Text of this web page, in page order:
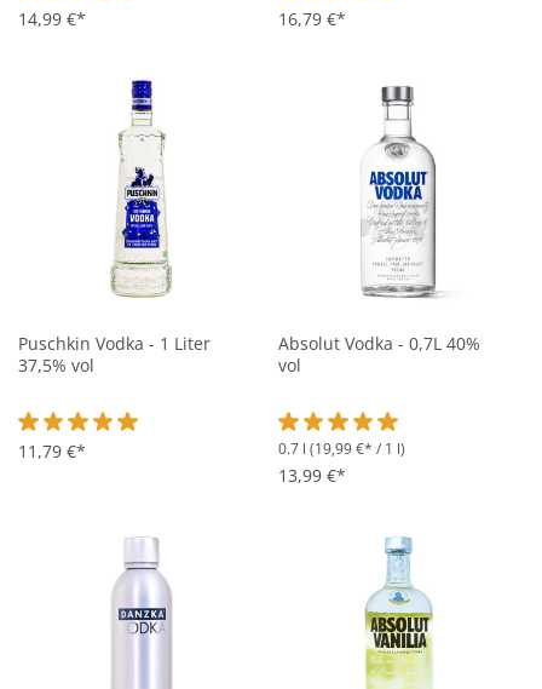
Durchschnittliche Bewertung von 4.7 von 5 Sternen
14,99 €* Durchschnittliche Bewertung
16,79 €*
Puschkin Vodka - 1 Liter
37,5% vol
Durchschnittliche Bewertung von 5 von 5 Sternen
11,79 €*
Absolut Vodka - 0,7L 40%
vol
Durchschnittliche Bewertung
0.7 l (19,99 €* / 1 l)
13,99 €*